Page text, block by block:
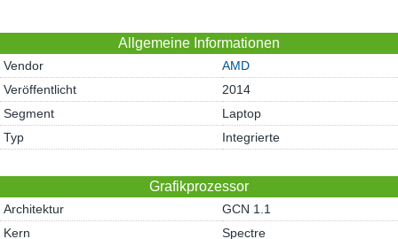
Allgemeine Informationen
Vendor
AMD
Veröffentlicht
2014
Segment
Laptop
Typ
Integrierte
Grafikprozessor
Architektur
GCN 1.1
Kern
Spectre